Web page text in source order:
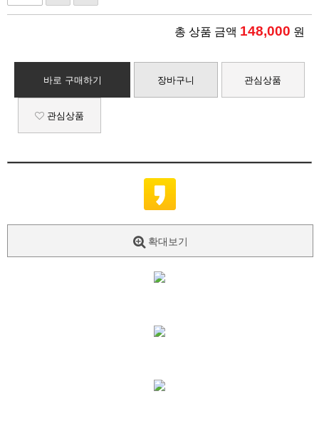
총 상품 금액 148,000 원
바로 구매하기 장바구니 관심상품
관심상품
확대보기